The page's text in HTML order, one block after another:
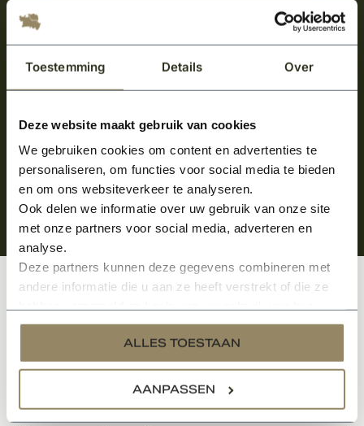
Toestemming Details Over
Deze website maakt gebruik van cookies
We gebruiken cookies om content en advertenties te
personaliseren, om functies voor social media te bieden
en om ons websiteverkeer te analyseren.
Ook delen we informatie over uw gebruik van onze site
met onze partners voor social media, adverteren en
analyse.
Deze partners kunnen deze gegevens combineren met
andere informatie die u aan ze heeft verstrekt of die ze
services.
ALLES TOESTAAN
AANPASSEN
Meld je aan en ontvang het laatste nieuws
over onze kempische bouwstijl!
Aanmelden voor de nieuwsbrief
Klantenservice
Categorieën